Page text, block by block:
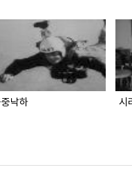
낙하 시